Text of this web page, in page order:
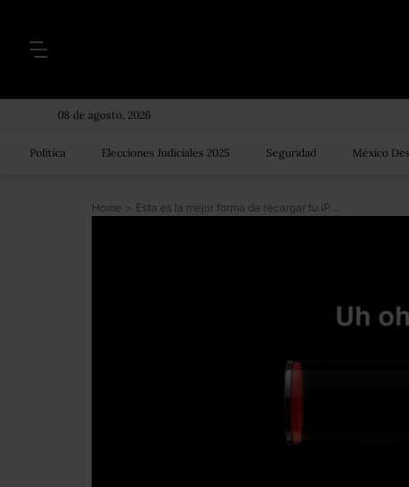
08 de agosto, 2026
Política Elecciones Judiciales 2025 Seguridad México
Home > Esta es la mejor forma de recargar tu iPhone